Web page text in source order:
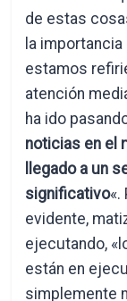
de estas
la
estamos
atención
ha ido
noticias en el
llegado a un
significativo«.
evidente,
ejecutando,
están en
simplemente